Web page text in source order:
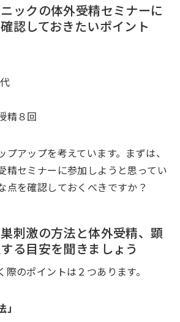
ニックの体外受精セミナーに
認しておきたいポイント
精８回
アップを考えています。まずは、
精セミナーに参加しようと思ってい
点を確認しておくべきですか？
巣刺激の方法と体外受精、顕
る目安を聞きましょう
のポイントは２つあります。